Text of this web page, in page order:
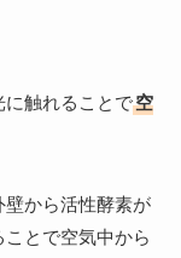
触れることで空
から活性酵素が
とで空気中から